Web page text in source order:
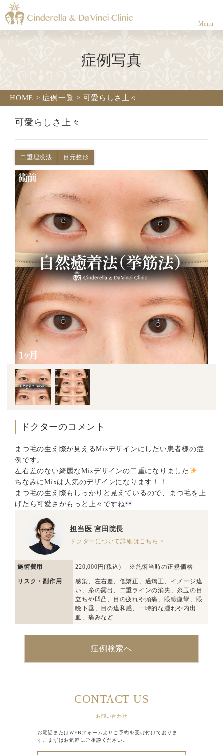
Menu
症例写真
HOME >症例一覧 > 可愛らしさ上々
可愛らしさ上々
二重埋没法 目元整形
ドクターのコメント
まつ毛の生え際が見えるMixデザインにしたい患者様の症
例です。
左右差のない綺麗なMixデザインの二重になりました
ちなみにMixは人気のデザインになります！！
まつ毛の生え際もしっかりと見えているので、まつ毛を上
げたら可愛さがもっと上々ですね
担当医 宮田院長
ドクターについて詳細はこちら >
施術費用 220,000円(税込) ※施術当時の正規価格
リスク・副作用
感染、左右差、低矯正、過矯正、イメージ違
い、糸の露出、二重ラインの消失、糸玉の目
立ちや凹凸、目の疲れや頭痛、眼瞼痙攣、眼
瞼下垂、目の違和感、一時的な腫れや内出
血、痛みなど
症例検索へ
CONTACT US
お問い合わせ
お電話またはWEBフォームよりご予約を受け付けておりま
す。まずはお気軽にご相談ください。